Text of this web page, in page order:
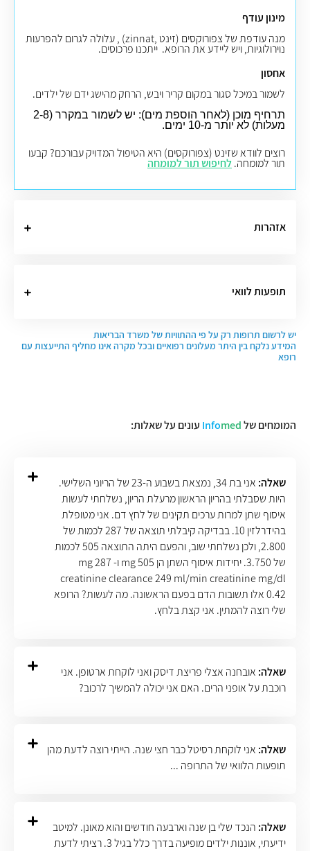
מינון עודף
מנה עודפת של צפורוקסים (זינט,zinnat) , עלולה לגרום להפרעות
נוירולוגיות, ויש ליידע את הרופא. ייתכנו פרכוסים.
אחסון
לשמור במיכל סגור במקום קריר ויבש, הרחק מהישג ידם של ילדים.
תרחיף מוכן (לאחר הוספת מים): יש לשמור במקרר (2-8
מעלות) לא יותר מ-10 ימים.
רוצים לוודא שזינט (צפורוקסים) היא הטיפול המדויק עבורכם? קבעו
תור למומחה.לחיפוש תור למומחה
אזהרות
תופעות לוואי
יש לרשום תרופות רק על פי ההתוויות של משרד הבריאות
המידע נלקח בין היתר מעלונים רפואיים ובכל מקרה אינו מחליף התייעצות עם
רופא
המומחים של Infomed עונים על שאלות:
שאלה:
אני בת 34, נמצאת בשבוע ה-23 של הריוני השלישי.
היות שסבלתי בהריון הראשון מרעלת הריון, נשלחתי לעשות
איסוף שתן למרות ערכים תקינים של לחץ דם. אני מטופלת
בהידרלזין 10. בבדיקה קיבלתי תוצאה של 287 לכמות של
2.800, ולכן נשלחתי שוב, והפעם היתה התוצאה 505 לכמות
של 3.750. יחידות איסוף השתן הן 505 mg ו- 287 mg
creatinine clearance 249 ml/min creatinine mg/dl
0.42 אלו תשובות הדם בפעם הראשונה. מה לעשות? הרופא
שלי רוצה להמתין. אני קצת בלחץ.
שאלה: אובחנה אצלי פריצת דיסק ואני לוקחת ארטופן. אני
רוכבת על אופני הרים. האם אני יכולה להמשיך לרכוב?
שאלה: אני לוקחת רסיטל כבר חצי שנה. הייתי רוצה לדעת מהן
תופעות הלוואי של התרופה ...
שאלה: הנכד שלי בן שנה וארבעה חודשים והוא מאונן. למיטב
ידיעתי, אוננות ילדים מופיעה בדרך כלל בגיל 3. רציתי לדעת